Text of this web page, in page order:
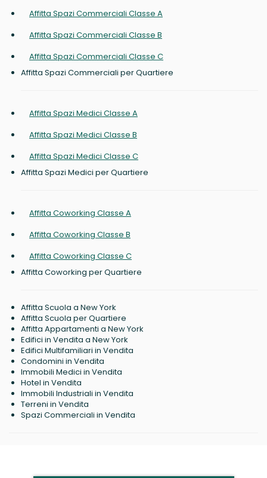
Affitta Spazi Commerciali Classe A
Affitta Spazi Commerciali Classe B
Affitta Spazi Commerciali Classe C
Affitta Spazi Commerciali per Quartiere
Affitta Spazi Medici Classe A
Affitta Spazi Medici Classe B
Affitta Spazi Medici Classe C
Affitta Spazi Medici per Quartiere
Affitta Coworking Classe A
Affitta Coworking Classe B
Affitta Coworking Classe C
Affitta Coworking per Quartiere
Affitta Scuola a New York
Affitta Scuola per Quartiere
Affitta Appartamenti a New York
Edifici in Vendita a New York
Edifici Multifamiliari in Vendita
Condomini in Vendita
Immobili Medici in Vendita
Hotel in Vendita
Immobili Industriali in Vendita
Terreni in Vendita
Spazi Commerciali in Vendita